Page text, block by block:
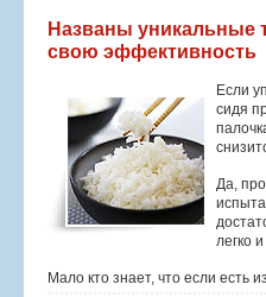
Названы уникальные
свою эффективность
Если
сидя
Да,
легко
Мало кто знает, что если есть